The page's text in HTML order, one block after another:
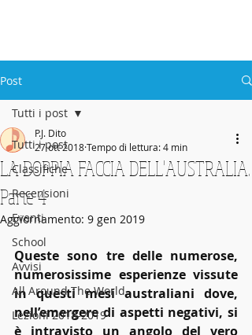
Scuola di
Post
Tutti i post
Classifiche
Recensioni
Eventi
School
Avvisi
All Around The World
Lezioni 2018-2019
Tutti i post
LA DOPPIA FACCIA DELL'AUSTRALIA.
Parte 4
P.J. Dito
27 ott 2018Tempo di lettura: 4 min
Aggiornamento: 9 gen 2019
Queste sono tre delle numerose,
numerosissime esperienze vissute
in questi mesi australiani dove,
nell’emergere di aspetti negativi, si
è intravisto un angolo del vero